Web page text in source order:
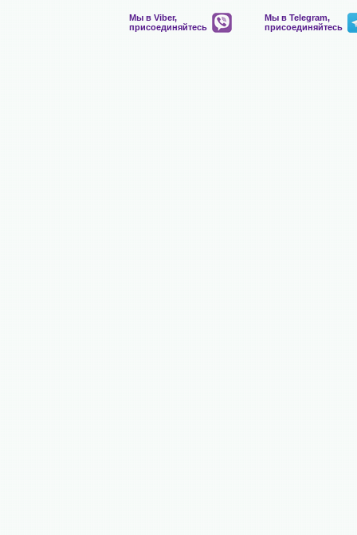
Мы в Viber,
присоединяйтесь
Мы в Telegram,
присоединяйтесь